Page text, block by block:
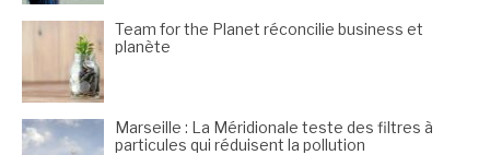
Team for the Planet réconcilie business et
planète
Marseille : La Méridionale teste des filtres à
particules qui réduisent la pollution